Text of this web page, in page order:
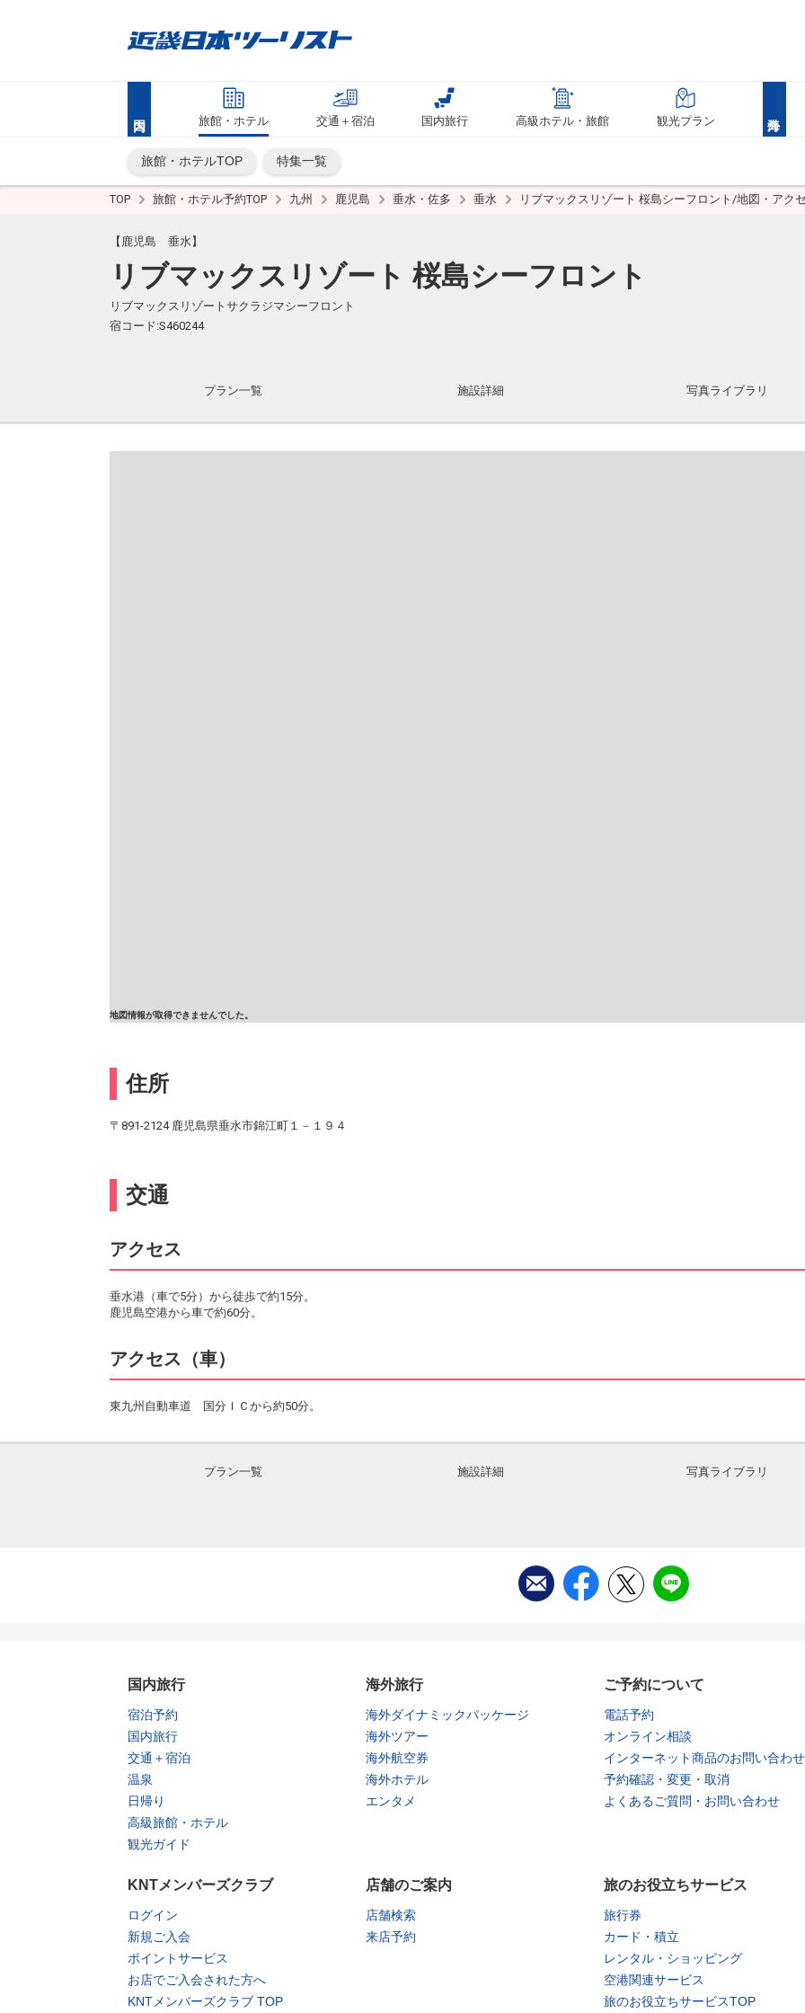
旅館・ホテル 交通＋宿泊 国内旅行 高級ホテル・旅館 観光プラン
旅館・ホテルTOP 特集一覧
TOP 旅館・ホテル予約TOP 九州 鹿児島 垂水・佐多 垂水 リブマックスリゾート 桜島シーフロント/地図・アク
【鹿児島 垂水】
リブマックスリゾート 桜島シーフロント
リブマックスリゾートサクラジマシーフロント
宿コード:S460244
プラン一覧 施設詳細 写真ライブラリ
地図情報が取得できませんでした。
住所
〒891-2124 鹿児島県垂水市錦江町１－１９４
交通
アクセス
垂水港（車で5分）から徒歩で約15分。
鹿児島空港から車で約60分。
アクセス（車）
東九州自動車道 国分ＩＣから約50分。
プラン一覧 施設詳細 写真ライブラリ
国内旅行
宿泊予約
国内旅行
交通＋宿泊
温泉
日帰り
高級旅館・ホテル
観光ガイド
海外旅行
海外ダイナミックパッケージ
海外ツアー
海外航空券
海外ホテル
エンタメ
ご予約について
電話予約
オンライン相談
インターネット商品のお問い合わせ
予約確認・変更・取消
よくあるご質問・お問い合わせ
KNTメンバーズクラブ
ログイン
新規ご入会
ポイントサービス
お店でご入会された方へ
KNTメンバーズクラブ TOP
店舗のご案内
店舗検索
来店予約
旅のお役立ちサービス
旅行券
カード・積立
レンタル・ショッピング
空港関連サービス
旅のお役立ちサービスTOP